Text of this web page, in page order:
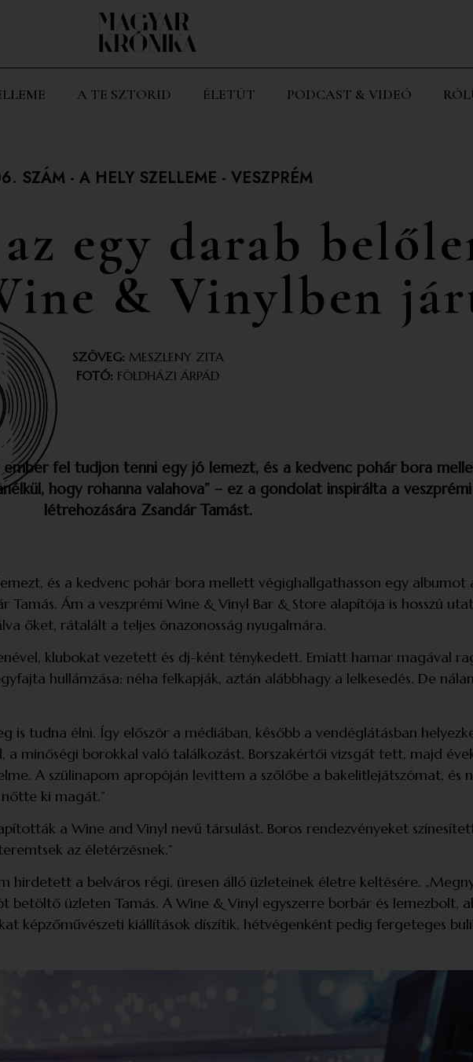
A TE SZTORID ÉLETÚT PODCAST & VIDEÓ
SZÁM- A HELY SZELLEME - VESZPRÉM
egy darab
& Vinylben
SZÖVEG: MESZLENY ZITA
FOTÓ: FÖLDHÁZI ÁRPÁD
ember fel tudjon tenni egy jó lemezt, és a kedvenc pohár bora
hogy rohanna valahova” – ez a gondolat inspirálta a
létrehozására Zsandár Tamást.
és a kedvenc pohár bora mellett végighallgathasson egy albumot
Tamás. Ám a veszprémi Wine & Vinyl Bar & Store alapítója is hosszú
őket, rátalált a teljes önazonosság nyugalmára.
klubokat vezetett és dj-ként ténykedett. Emiatt hamar magával
hullámzása: néha felkapják, aztán alábbhagy a lelkesedés. De
is tudna élni. Így először a médiában, később a vendég­látásban
a minőségi borokkal való találkozást. Borszakértői vizsgát tett, majd
A szülinapom apropóján levittem a szőlőbe a bakelitlejátszómat, és
ki magát.”
a Wine and Vinyl nevű társulást. Boros rendezvényeket
az életérzésnek.”
a belváros régi, üresen álló üzleteinek életre keltésére.
betöltő üzleten Tamás. A Wine & Vinyl egyszerre borbár és lemezbolt,
képzőművészeti kiállítások díszítik, hétvégenként pedig fergeteges